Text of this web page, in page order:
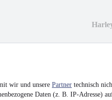
wir und unsere Partner technisch
Daten (z. B. IP-Adresse)
1.745